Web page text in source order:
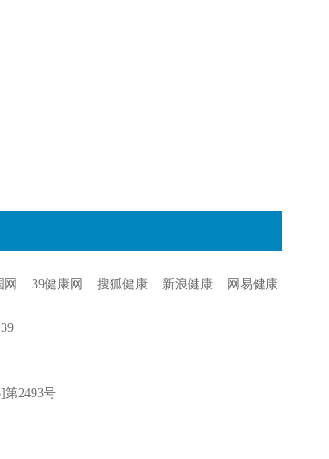
网 39健康网 搜狐健康 新浪健康
网易健康
第2493号